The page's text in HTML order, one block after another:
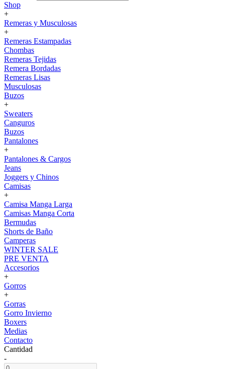
Shop
+
Remeras y Musculosas
+
Remeras Estampadas
Chombas
Remeras Tejidas
Remera Bordadas
Remeras Lisas
Musculosas
Buzos
+
Sweaters
Canguros
Buzos
Pantalones
+
Pantalones & Cargos
Jeans
Joggers y Chinos
Camisas
+
Camisa Manga Larga
Camisas Manga Corta
Bermudas
Shorts de Baño
Camperas
WINTER SALE
PRE VENTA
Accesorios
+
Gorros
+
Gorras
Gorro Invierno
Boxers
Medias
Contacto
Cantidad
-